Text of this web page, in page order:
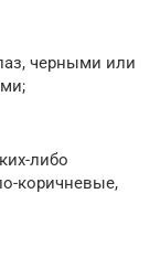
черными или
либо
коричневые,